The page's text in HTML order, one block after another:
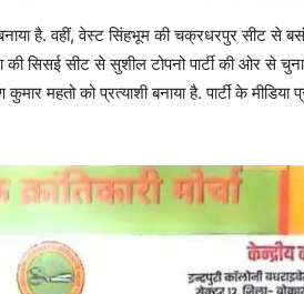
है. वहीं, वेस्ट सिंहभूम की चक्रधरपुर सीट से
की सिसई सीट से सुशील टोपनो पार्टी की ओर से
महतो को प्रत्याशी बनाया है. पार्टी के मीडिया